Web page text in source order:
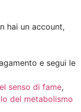
hai un account,
e segui le
senso di fame,
del metabolismo